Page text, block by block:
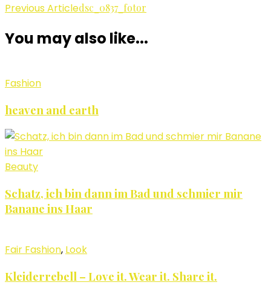
Previous Articledsc_0837_fotor
You may also like...
Fashion
heaven and earth
Beauty
Schatz, ich bin dann im Bad und schmier mir
Banane ins Haar
Fair Fashion, Look
Kleiderrebell – Love it. Wear it. Share it.